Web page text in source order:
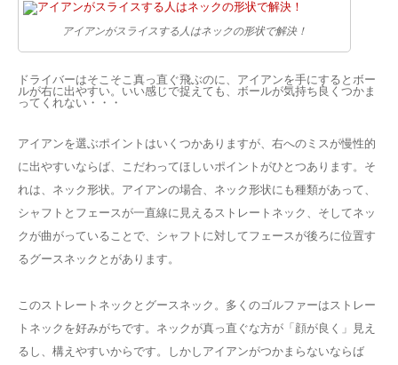
アイアンがスライスする人はネックの形状で解決！
ドライバーはそこそこ真っ直ぐ飛ぶのに、アイアンを手にするとボー
ルが右に出やすい。いい感じで捉えても、ボールが気持ち良くつかま
ってくれない・・・
アイアンを選ぶポイントはいくつかありますが、右へのミスが慢性的
に出やすいならば、こだわってほしいポイントがひとつあります。そ
れは、ネック形状。アイアンの場合、ネック形状にも種類があって、
シャフトとフェースが一直線に見えるストレートネック、そしてネッ
クが曲がっていることで、シャフトに対してフェースが後ろに位置す
るグースネックとがあります。
このストレートネックとグースネック。多くのゴルファーはストレー
トネックを好みがちです。ネックが真っ直ぐな方が「顔が良く」見え
るし、構えやすいからです。しかしアイアンがつかまらないならば